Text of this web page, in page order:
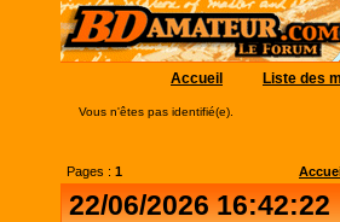
Accueil Liste des
Vous n'êtes pas identifié(e).
Pages : 1
22/06/2026 16:42:22